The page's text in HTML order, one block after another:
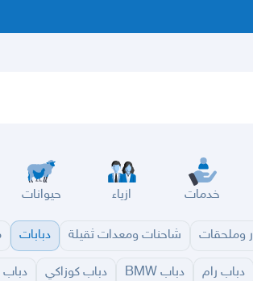
خدمات ازياء حيوانات
وملحقات شاحنات ومعدات ثقيلة دبابات
دباب رام دباب BMW دباب كوزاكي دباب